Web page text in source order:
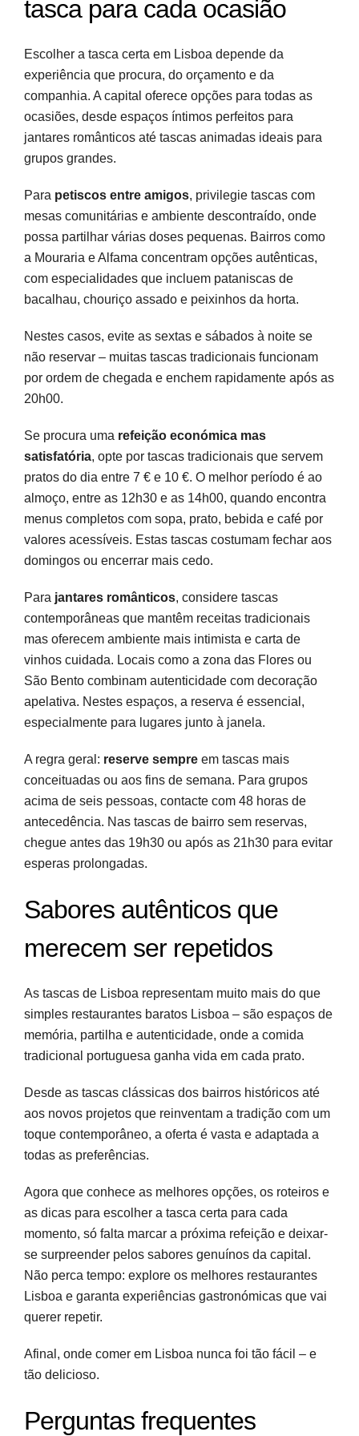
tasca para cada ocasião
Escolher a tasca certa em Lisboa depende da
experiência que procura, do orçamento e da
companhia. A capital oferece opções para todas as
ocasiões, desde espaços íntimos perfeitos para
jantares românticos até tascas animadas ideais para
grupos grandes.
Para petiscos entre amigos, privilegie tascas com
mesas comunitárias e ambiente descontraído, onde
possa partilhar várias doses pequenas. Bairros como
a Mouraria e Alfama concentram opções autênticas,
com especialidades que incluem pataniscas de
bacalhau, chouriço assado e peixinhos da horta.
Nestes casos, evite as sextas e sábados à noite se
não reservar – muitas tascas tradicionais funcionam
por ordem de chegada e enchem rapidamente após as
20h00.
Se procura uma refeição económica mas
satisfatória, opte por tascas tradicionais que servem
pratos do dia entre 7 € e 10 €. O melhor período é ao
almoço, entre as 12h30 e as 14h00, quando encontra
menus completos com sopa, prato, bebida e café por
valores acessíveis. Estas tascas costumam fechar aos
domingos ou encerrar mais cedo.
Para jantares românticos, considere tascas
contemporâneas que mantêm receitas tradicionais
mas oferecem ambiente mais intimista e carta de
vinhos cuidada. Locais como a zona das Flores ou
São Bento combinam autenticidade com decoração
apelativa. Nestes espaços, a reserva é essencial,
especialmente para lugares junto à janela.
A regra geral: reserve sempre em tascas mais
conceituadas ou aos fins de semana. Para grupos
acima de seis pessoas, contacte com 48 horas de
antecedência. Nas tascas de bairro sem reservas,
chegue antes das 19h30 ou após as 21h30 para evitar
esperas prolongadas.
Sabores autênticos que
merecem ser repetidos
As tascas de Lisboa representam muito mais do que
simples restaurantes baratos Lisboa – são espaços de
memória, partilha e autenticidade, onde a comida
tradicional portuguesa ganha vida em cada prato.
Desde as tascas clássicas dos bairros históricos até
aos novos projetos que reinventam a tradição com um
toque contemporâneo, a oferta é vasta e adaptada a
todas as preferências.
Agora que conhece as melhores opções, os roteiros e
as dicas para escolher a tasca certa para cada
momento, só falta marcar a próxima refeição e deixar-
se surpreender pelos sabores genuínos da capital.
Não perca tempo: explore os melhores restaurantes
Lisboa e garanta experiências gastronómicas que vai
querer repetir.
Afinal, onde comer em Lisboa nunca foi tão fácil – e
tão delicioso.
Perguntas frequentes